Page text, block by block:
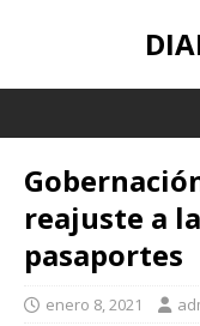
reajuste a
pasaportes
enero 8, 2021